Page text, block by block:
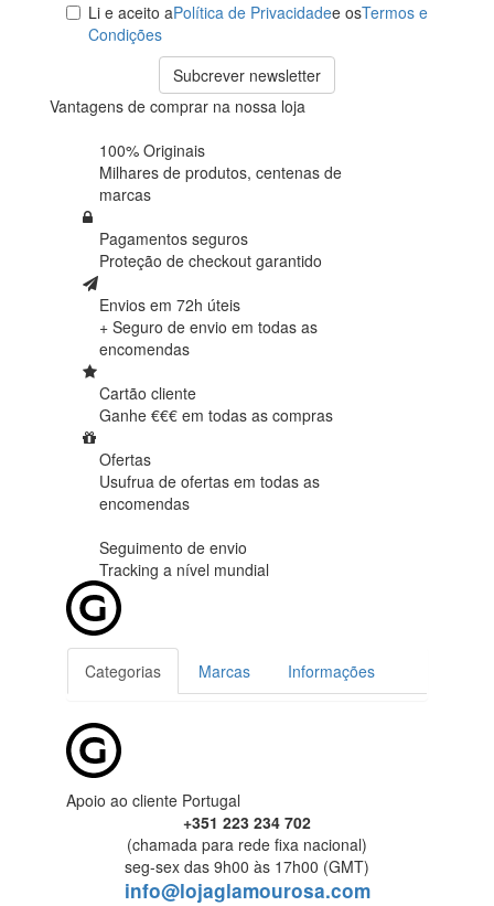
Li e aceito aPolítica de Privacidadee osTermos e
Condições
Subcrever newsletter
Vantagens de comprar na nossa loja
100% Originais
Milhares de produtos, centenas de
marcas
Pagamentos seguros
Proteção de checkout garantido
Envios em 72h úteis
+ Seguro de envio em todas as
encomendas
Cartão cliente
Ganhe €€€ em todas as compras
Ofertas
Usufrua de ofertas em todas as
encomendas
Seguimento de envio
Tracking a nível mundial
Categorias Marcas Informações
Apoio ao cliente Portugal
+351 223 234 702
(chamada para rede fixa nacional)
seg-sex das 9h00 às 17h00 (GMT)
info@lojaglamourosa.com